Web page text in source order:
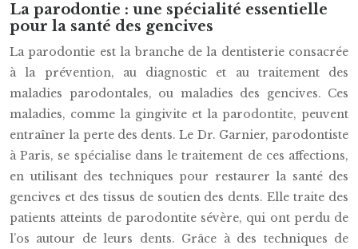
La parodontie : une spécialité essentielle
pour la santé des gencives
La parodontie est la branche de la dentisterie consacrée
à la prévention, au diagnostic et au traitement des
maladies parodontales, ou maladies des gencives. Ces
maladies, comme la gingivite et la parodontite, peuvent
entraîner la perte des dents. Le Dr. Garnier, parodontiste
à Paris, se spécialise dans le traitement de ces affections,
en utilisant des techniques pour restaurer la santé des
gencives et des tissus de soutien des dents. Elle traite des
patients atteints de parodontite sévère, qui ont perdu de
l’os autour de leurs dents. Grâce à des techniques de